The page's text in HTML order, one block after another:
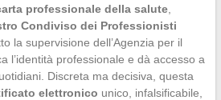
professionale della salute,
Condiviso dei Professionisti
la supervisione dell’Agenzia per il
l’identità professionale e dà accesso a
Discreta ma decisiva, questa
elettronico unico, infalsificabile,